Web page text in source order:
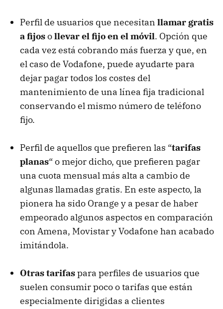
Perfil de usuarios que necesitan llamar gratis
a fijosollevar el fijo en el móvil. Opción que
cada vez está cobrando más fuerza y que, en
el caso de Vodafone, puede ayudarte para
dejar pagar todos los costes del
mantenimiento de una línea fija tradicional
conservando el mismo número de teléfono
fijo.
Perfil de aquellos que prefieren las “tarifas
planas“ o mejor dicho, que prefieren pagar
una cuota mensual más alta a cambio de
algunas llamadas gratis. En este aspecto, la
pionera ha sido Orange y a pesar de haber
empeorado algunos aspectos en comparación
con Amena, Movistar y Vodafone han acabado
imitándola.
Otras tarifaspara perfiles de usuarios que
suelen consumir poco o tarifas que están
especialmente dirigidas a clientes